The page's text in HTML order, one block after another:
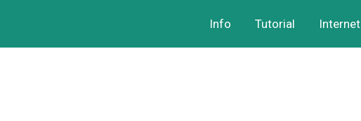
Info Tutorial Internet